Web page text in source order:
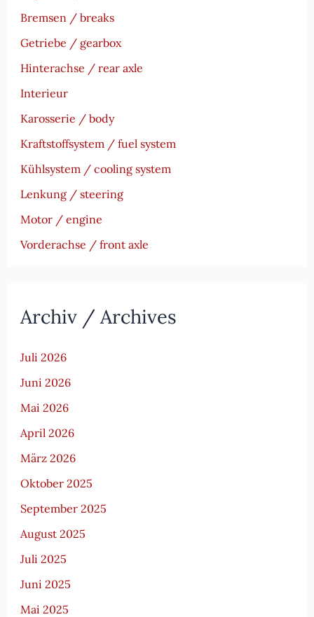
Bremsen / breaks
Getriebe / gearbox
Hinterachse / rear axle
Interieur
Karosserie / body
Kraftstoffsystem / fuel system
Kühlsystem / cooling system
Lenkung / steering
Motor / engine
Vorderachse / front axle
Archiv / Archives
Juli 2026
Juni 2026
Mai 2026
April 2026
März 2026
Oktober 2025
September 2025
August 2025
Juli 2025
Juni 2025
Mai 2025